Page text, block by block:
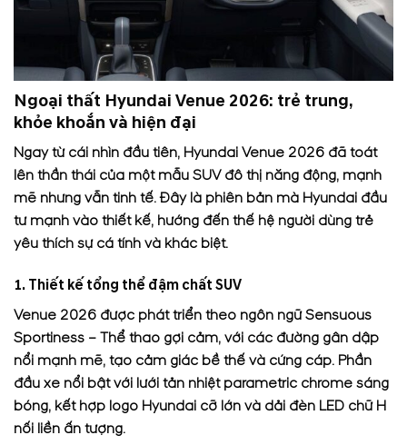
Ngoại thất Hyundai Venue 2026: trẻ trung,
khỏe khoắn và hiện đại
Ngay từ cái nhìn đầu tiên, Hyundai Venue 2026 đã toát
lên thần thái của một mẫu SUV đô thị năng động, mạnh
mẽ nhưng vẫn tinh tế. Đây là phiên bản mà Hyundai đầu
tư mạnh vào thiết kế, hướng đến thế hệ người dùng trẻ
yêu thích sự cá tính và khác biệt.
1. Thiết kế tổng thể đậm chất SUV
Venue 2026 được phát triển theo ngôn ngữ Sensuous
Sportiness – Thể thao gợi cảm, với các đường gân dập
nổi mạnh mẽ, tạo cảm giác bề thế và cứng cáp. Phần
đầu xe nổi bật với lưới tản nhiệt parametric chrome sáng
bóng, kết hợp logo Hyundai cỡ lớn và dải đèn LED chữ H
nối liền ấn tượng.